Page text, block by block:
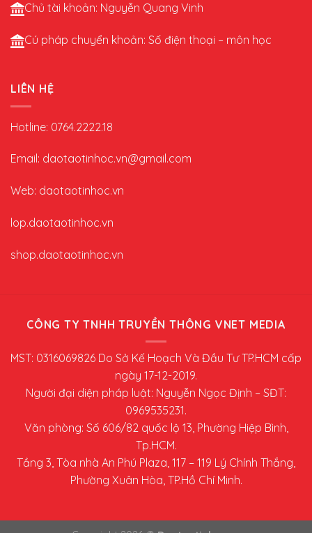
Chủ tài khoản: Nguyễn Quang Vinh
Cú pháp chuyển khoản: Số điện thoại – môn học
LIÊN HỆ
Hotline: 0764.2222.18
Email: daotaotinhoc.vn@gmail.com
Web: daotaotinhoc.vn
lop.daotaotinhoc.vn
shop.daotaotinhoc.vn
CÔNG TY TNHH TRUYỀN THÔNG VNET MEDIA
MST: 0316069826 Do Sở Kế Hoạch Và Đầu Tư TP.HCM cấp
ngày 17-12-2019.
Người đại diện pháp luật: Nguyễn Ngọc Định – SĐT:
0969535231.
Văn phòng: Số 606/82 quốc lộ 13, Phường Hiệp Bình,
Tp.HCM.
Tầng 3, Tòa nhà An Phú Plaza, 117 – 119 Lý Chính Thắng,
Phường Xuân Hòa, TP.Hồ Chí Minh.